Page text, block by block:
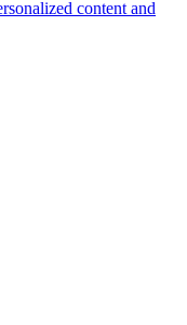
content and